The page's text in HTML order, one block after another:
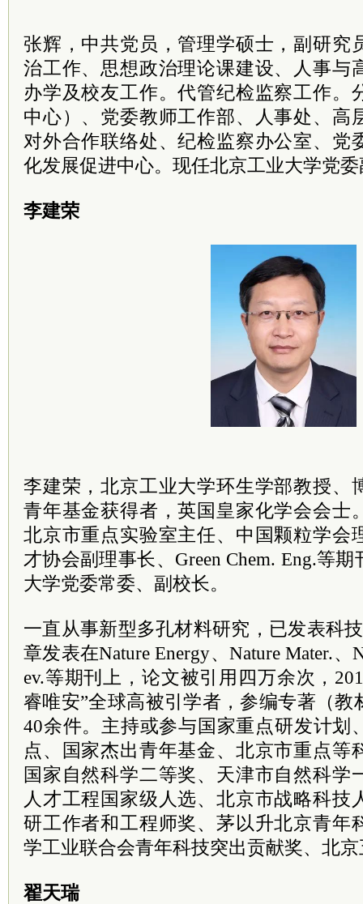
张辉，中共党员，管理学硕士，副研究
治工作、思想政治理论课建设、人事与
办学及校友工作。代管纪检监察工作。
中心）、党委教师工作部、人事处、高
对外合作联络处、纪检监察办公室、党
化发展促进中心。现任北京工业大学党
李建荣
李建荣，北京工业大学环生学部教授、
青年基金获得者，英国皇家化学会会士
北京市重点实验室主任、中国颗粒学会
才协会副理事长、Green Chem. Eng.等
大学党委常委、副校长。
一直从事新型多孔材料研究，已发表科
章发表在Nature Energy、Nature Mater.、
ev.等期刊上，论文被引用四万余次，
睿唯安”全球高被引学者，参编专著（教
40余件。主持或参与国家重点研发计划
点、国家杰出青年基金、北京市重点等
国家自然科学二等奖、天津市自然科学
人才工程国家级人选、北京市战略科技
研工作者和工程师奖、茅以升北京青年
学工业联合会青年科技突出贡献奖、北
翟天瑞